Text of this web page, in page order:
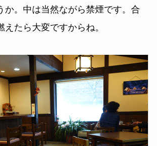
か。中は当然ながら禁煙です。合
えたら大変ですからね。